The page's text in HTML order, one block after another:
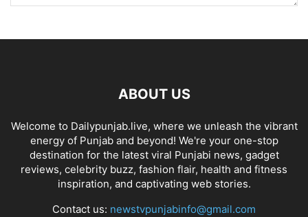
ABOUT US
Welcome to Dailypunjab.live, where we unleash the vibrant
energy of Punjab and beyond! We're your one-stop
destination for the latest viral Punjabi news, gadget
reviews, celebrity buzz, fashion flair, health and fitness
inspiration, and captivating web stories.
Contact us: newstvpunjabinfo@gmail.com